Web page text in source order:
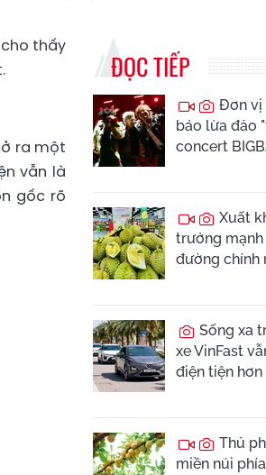
thấy
ra một
vẫn là
gốc rõ
ĐỌC TIẾP
Đơn vị
báo lừa đảo
concert
Xuất
trưởng
đường chính
Sống xa
xe VinFast
điện tiện hơn
Thủ
miền núi